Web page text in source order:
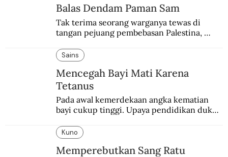
Balas Dendam Paman Sam
Tak terima seorang warganya tewas di
tangan pejuang pembebasan Palestina,
pembalasan.
Sains
Mencegah Bayi Mati Karena
Tetanus
Pada awal kemerdekaan angka kematian
bayi cukup tinggi. Upaya pendidikan dukun
Kuno
Memperebutkan Sang Ratu